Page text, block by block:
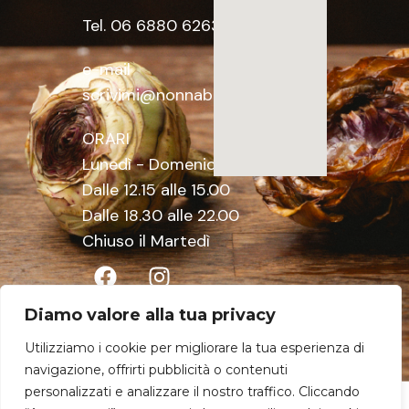
Diamo valore alla tua privacy
Utilizziamo i cookie per migliorare la tua esperienza di
navigazione, offrirti pubblicità o contenuti
personalizzati e analizzare il nostro traffico. Cliccando
TUESDAY
Tel. 06 6880 6263
e-mail
scrivimi@nonnabetta.it
ORARI
Lunedì - Domenica
Dalle 12.15 alle 15.00
Dalle 18.30 alle 22.00
Chiuso il Martedì